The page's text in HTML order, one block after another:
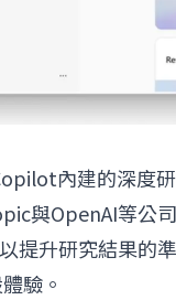
內建的深度
與OpenAI等公
提升研究結果的
驗。